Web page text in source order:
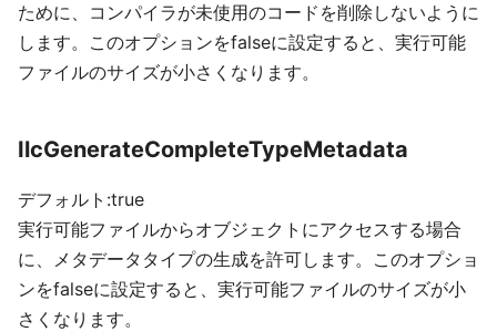
ために、コンパイラが未使用のコードを削除しないように
します。このオプションをfalseに設定すると、実行可能
ファイルのサイズが小さくなります。
IlcGenerateCompleteTypeMetadata
デフォルト:true
実行可能ファイルからオブジェクトにアクセスする場合
に、メタデータタイプの生成を許可します。このオプショ
ンをfalseに設定すると、実行可能ファイルのサイズが小
さくなります。